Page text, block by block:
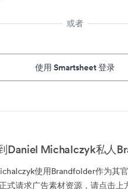
或者
使用 Smartsheet 登录
Daniel Michalczyk私人
使用Brandfolder作为其
式请求广告素材资源，请点击上